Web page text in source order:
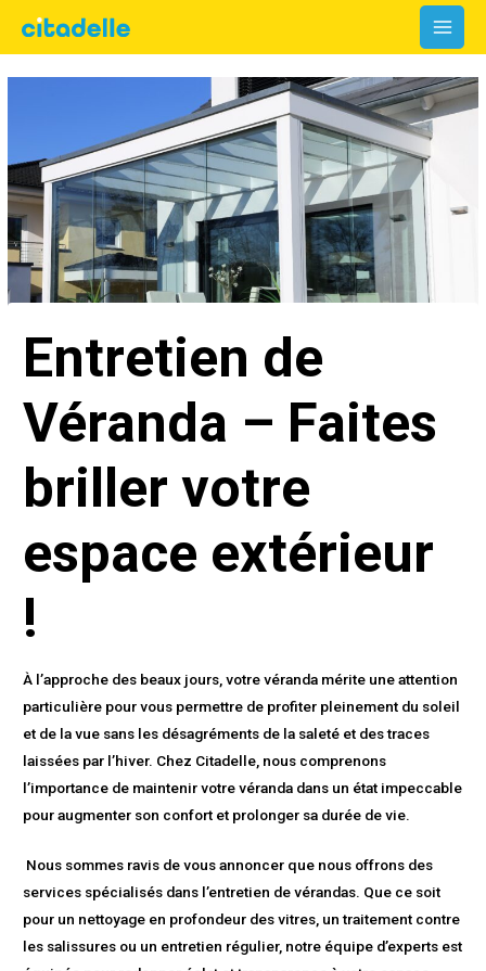
Entretien de
Véranda – Faites
briller votre
espace extérieur
!
À l’approche des beaux jours, votre véranda mérite une attention
particulière pour vous permettre de profiter pleinement du soleil
et de la vue sans les désagréments de la saleté et des traces
laissées par l’hiver. Chez Citadelle, nous comprenons
l’importance de maintenir votre véranda dans un état impeccable
pour augmenter son confort et prolonger sa durée de vie.
Nous sommes ravis de vous annoncer que nous offrons des
services spécialisés dans l’entretien de vérandas. Que ce soit
pour un nettoyage en profondeur des vitres, un traitement contre
les salissures ou un entretien régulier, notre équipe d’experts est